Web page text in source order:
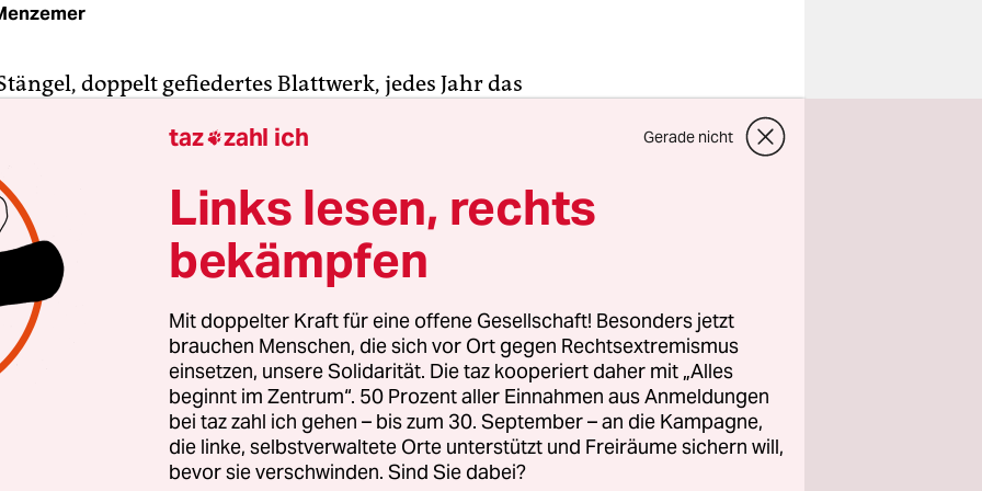
doppelt gefiedertes Blattwerk, jedes Jahr das
Die Ambrosia artemisiifolis wirkt nicht bedrohlich. Doch
bedeutet ein Gesundheitsrisiko für die Berliner. „Die
hochallergen und eine Gefahr“, warnt der Meteorologe
von der Freien Universität (FU) Berlin.
verursacht das Traubenkraut Kopfschmerzen und
Atemnot, Heuschnupfen oder sogar
physischem Kontakt können seltener auch
ausgelöst werden. Der Pollenkalender der FU
von Mitte August bis Ende September eine
von 21 bis 50 Ambrosia-Pollen pro Kubikmeter. Für Juli,
taz zahl ich Gerade nicht
Links lesen, rechts
bekämpfen
Mit doppelter Kraft für eine offene Gesellschaft! Besonders jetzt
brauchen Menschen, die sich vor Ort gegen Rechtsextremismus
einsetzen, unsere Solidarität. Die taz kooperiert daher mit „Alles
beginnt im Zentrum“. 50 Prozent aller Einnahmen aus Anmeldungen
bei taz zahl ich gehen – bis zum 30. September – an die Kampagne,
die linke, selbstverwaltete Orte unterstützt und Freiräume sichern will,
bevor sie verschwinden. Sind Sie dabei?